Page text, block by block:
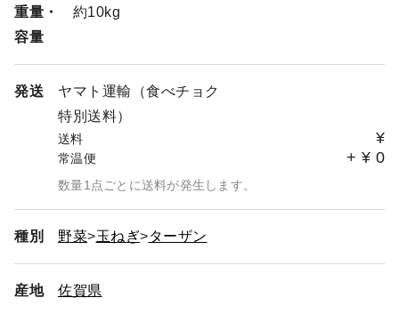
重量・
容量
約10kg
発送
ヤマト運輸（食べチョク
特別送料）
送料 ¥
常温便 + ¥ 0
数量1点ごとに送料が発生します。
種別 野菜 玉ねぎ ターザン
産地 佐賀県